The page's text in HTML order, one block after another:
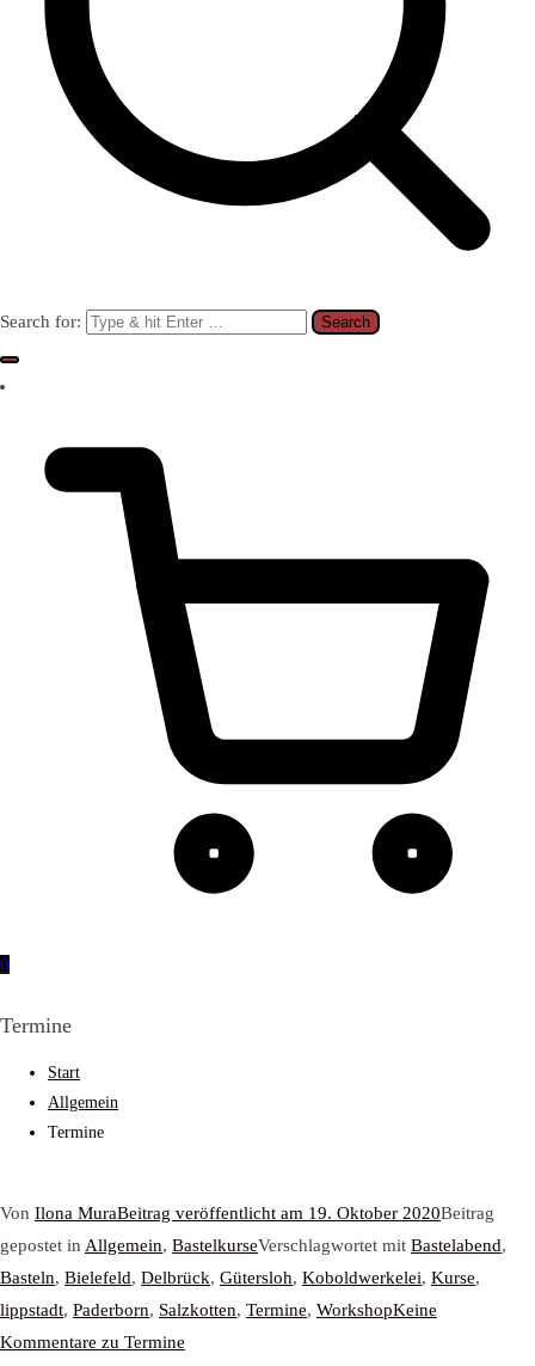
Search for:
0
Termine
Start
Allgemein
Termine
Von Ilona MuraBeitrag veröffentlicht am 19. Oktober 2020Beitrag
gepostet in Allgemein, BastelkurseVerschlagwortet mit Bastelabend,
Basteln, Bielefeld, Delbrück, Gütersloh, Koboldwerkelei, Kurse,
lippstadt, Paderborn, Salzkotten, Termine, WorkshopKeine
Kommentare zu Termine